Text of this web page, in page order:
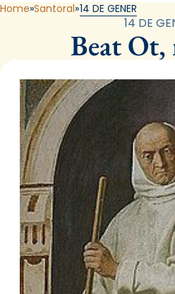
Home Santoral 14 DE GENER
14 DE
Beat